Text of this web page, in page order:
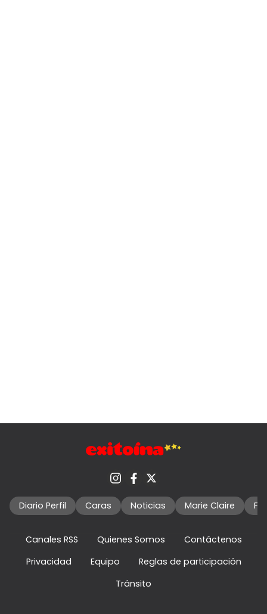
Diario Perfil Caras Noticias Marie Claire
Canales RSS Quienes Somos
Contáctenos
Privacidad
Equipo
Reglas de participación
Tránsito